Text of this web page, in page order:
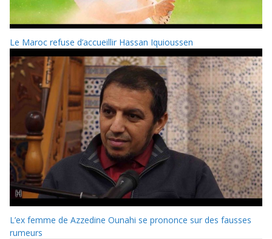
Le Maroc refuse d’accueillir Hassan Iquioussen
L’ex femme de Azzedine Ounahi se prononce sur des fausses
rumeurs